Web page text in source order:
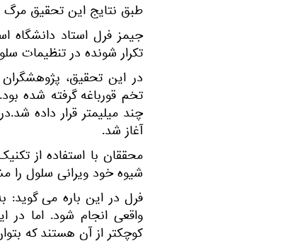
طبق نتایج این تحقیق مرگ با سرعت حدود ۳۰
جیمز فرل استاد
تکرار شونده در تنظیمات
در این تحقیق،
تخم قورباغه گرفته شده
چند میلیمتر قرار داده
آغاز شد.
محققان با استفاده از
شیوه خود ویرانی سلول را
فرل در این باره می
واقعی انجام شود. اما
کوچکتر از آن هستند که